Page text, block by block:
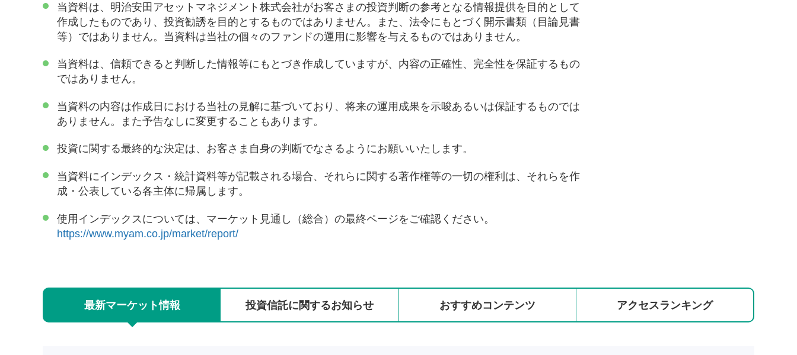
当資料は、明治安田アセットマネジメント株式会社がお客さまの投資判断の参考となる情報提供を目的として
作成したものであり、投資勧誘を目的とするものではありません。また、法令にもとづく開示書類（目論見書
等）ではありません。当資料は当社の個々のファンドの運用に影響を与えるものではありません。
当資料は、信頼できると判断した情報等にもとづき作成していますが、内容の正確性、完全性を保証するもの
ではありません。
当資料の内容は作成日における当社の見解に基づいており、将来の運用成果を示唆あるいは保証するものでは
ありません。また予告なしに変更することもあります。
投資に関する最終的な決定は、お客さま自身の判断でなさるようにお願いいたします。
当資料にインデックス・統計資料等が記載される場合、それらに関する著作権等の一切の権利は、それらを作
成・公表している各主体に帰属します。
使用インデックスについては、マーケット見通し（総合）の最終ページをご確認ください。
https://www.myam.co.jp/market/report/
最新マーケット情報 投資信託に関するお知らせ おすすめコンテンツ アクセスランキング